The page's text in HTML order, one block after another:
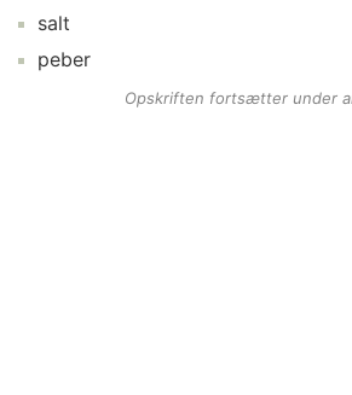
salt
peber
Opskriften fortsætter under